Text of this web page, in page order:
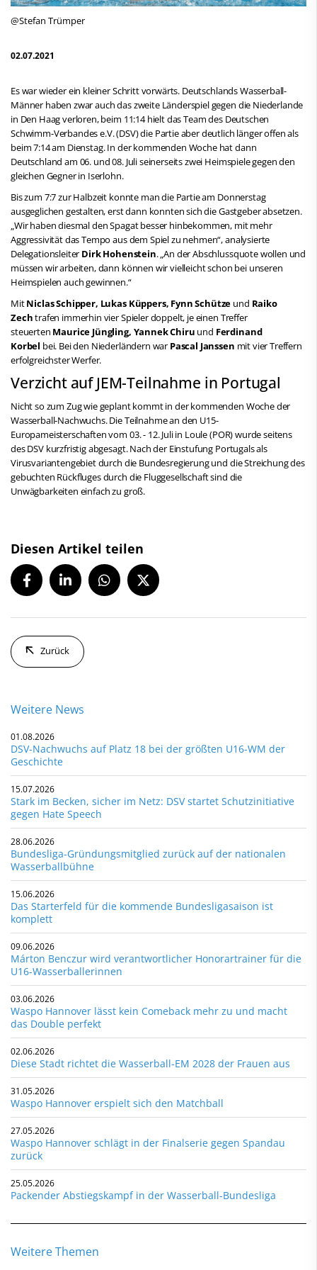
@Stefan Trümper
02.07.2021
Es war wieder ein kleiner Schritt vorwärts. Deutschlands Wasserball-
Männer haben zwar auch das zweite Länderspiel gegen die Niederlande
in Den Haag verloren, beim 11:14 hielt das Team des Deutschen
Schwimm-Verbandes e.V. (DSV) die Partie aber deutlich länger offen als
beim 7:14 am Dienstag. In der kommenden Woche hat dann
Deutschland am 06. und 08. Juli seinerseits zwei Heimspiele gegen den
gleichen Gegner in Iserlohn.
Bis zum 7:7 zur Halbzeit konnte man die Partie am Donnerstag
ausgeglichen gestalten, erst dann konnten sich die Gastgeber absetzen.
„Wir haben diesmal den Spagat besser hinbekommen, mit mehr
Aggressivität das Tempo aus dem Spiel zu nehmen“, analysierte
Delegationsleiter Dirk Hohenstein. „An der Abschlussquote wollen und
müssen wir arbeiten, dann können wir vielleicht schon bei unseren
Heimspielen auch gewinnen.“
MitNiclas Schipper, Lukas Küppers, Fynn Schütze und Raiko
Zechtrafen immerhin vier Spieler doppelt, je einen Treffer
steuerten Maurice Jüngling, Yannek Chiru und Ferdinand
Korbel bei. Bei den Niederländern war Pascal Janssen mit vier Treffern
erfolgreichster Werfer.
Verzicht auf JEM-Teilnahme in Portugal
Nicht so zum Zug wie geplant kommt in der kommenden Woche der
Wasserball-Nachwuchs. Die Teilnahme an den U15-
Europameisterschaften vom 03. - 12. Juli in Loule (POR) wurde seitens
des DSV kurzfristig abgesagt. Nach der Einstufung Portugals als
Virusvariantengebiet durch die Bundesregierung und die Streichung des
gebuchten Rückfluges durch die Fluggesellschaft sind die
Unwägbarkeiten einfach zu groß.
Diesen Artikel teilen
Zurück
Weitere News
01.08.2026
DSV-Nachwuchs auf Platz 18 bei der größten U16-WM der
Geschichte
15.07.2026
Stark im Becken, sicher im Netz: DSV startet Schutzinitiative
gegen Hate Speech
28.06.2026
Bundesliga-Gründungsmitglied zurück auf der nationalen
Wasserballbühne
15.06.2026
Das Starterfeld für die kommende Bundesligasaison ist
komplett
09.06.2026
Márton Benczur wird verantwortlicher Honorartrainer für die
U16-Wasserballerinnen
03.06.2026
Waspo Hannover lässt kein Comeback mehr zu und macht
das Double perfekt
02.06.2026
Diese Stadt richtet die Wasserball-EM 2028 der Frauen aus
31.05.2026
Waspo Hannover erspielt sich den Matchball
27.05.2026
Waspo Hannover schlägt in der Finalserie gegen Spandau
zurück
25.05.2026
Packender Abstiegskampf in der Wasserball-Bundesliga
Weitere Themen